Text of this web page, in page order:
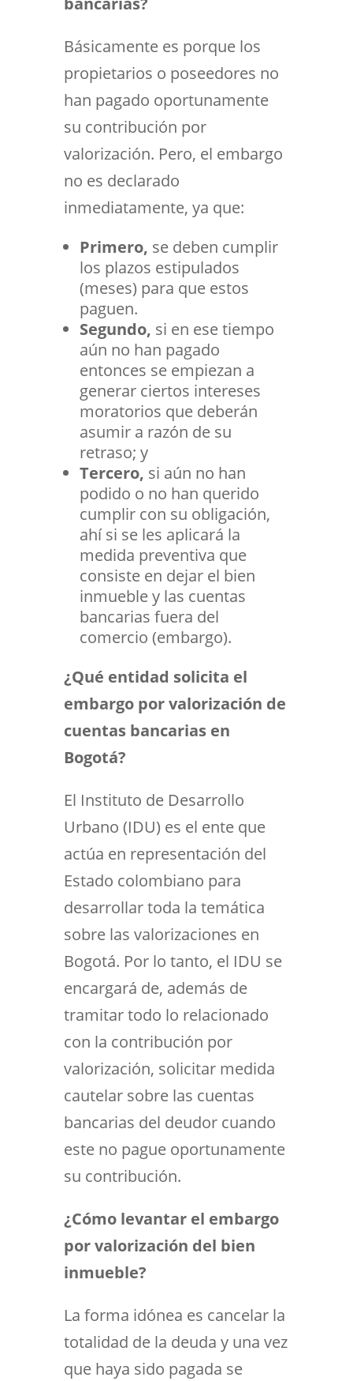
Básicamente es porque los
propietarios o poseedores no
han pagado oportunamente
su contribución por
valorización. Pero, el embargo
no es declarado
inmediatamente, ya que:
Primero, se deben cumplir
los plazos estipulados
(meses) para que estos
paguen.
Segundo, si en ese tiempo
aún no han pagado
entonces se empiezan a
generar ciertos intereses
moratorios que deberán
asumir a razón de su
retraso; y
Tercero, si aún no han
podido o no han querido
cumplir con su obligación,
ahí si se les aplicará la
medida preventiva que
consiste en dejar el bien
inmueble y las cuentas
bancarias fuera del
comercio (embargo).
¿Qué entidad solicita el
embargo por valorización de
cuentas bancarias en
Bogotá?
El Instituto de Desarrollo
Urbano (IDU) es el ente que
actúa en representación del
Estado colombiano para
desarrollar toda la temática
sobre las valorizaciones en
Bogotá. Por lo tanto, el IDU se
encargará de, además de
tramitar todo lo relacionado
con la contribución por
valorización, solicitar medida
cautelar sobre las cuentas
bancarias del deudor cuando
este no pague oportunamente
su contribución.
¿Cómo levantar el embargo
por valorización del bien
inmueble?
La forma idónea es cancelar la
totalidad de la deuda y una vez
que haya sido pagada se